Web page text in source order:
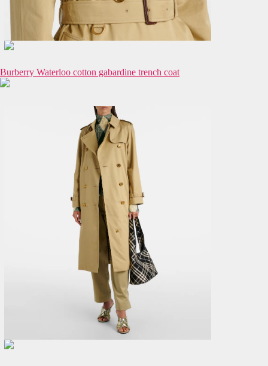
Burberry Waterloo cotton gabardine trench coat